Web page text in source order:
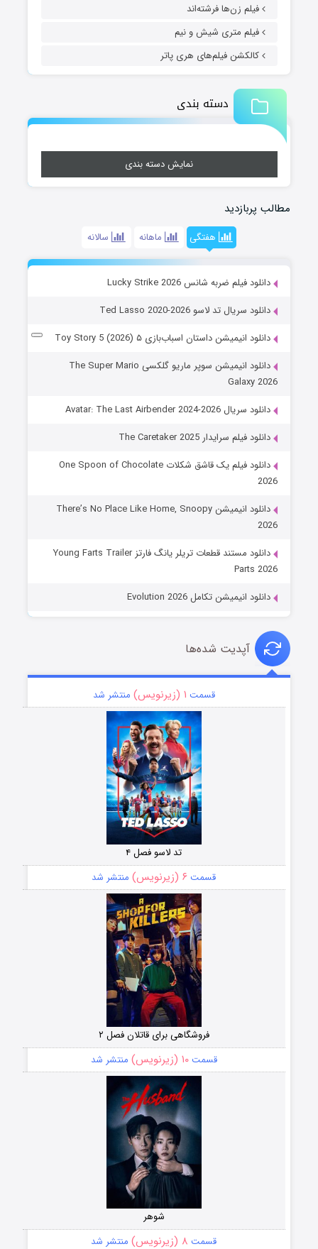
فیلم زن‌ها فرشته‌اند
فیلم متری شیش و نیم
کالکشن فیلم‌های هری پاتر
دسته بندی
نمایش دسته بندی
مطالب پربازدید
هفتگی ماهانه سالانه
دانلود فیلم ضربه شانس Lucky Strike 2026
دانلود سریال تد لاسو Ted Lasso 2020-2026
دانلود انیمیشن داستان اسباب‌بازی ۵ Toy Story 5 (2026)
دانلود انیمیشن سوپر ماریو گلکسی The Super Mario
Galaxy 2026
دانلود سریال Avatar: The Last Airbender 2024-2026
دانلود فیلم سرایدار The Caretaker 2025
دانلود فیلم یک قاشق شکلات One Spoon of Chocolate
2026
دانلود انیمیشن There’s No Place Like Home, Snoopy
2026
دانلود مستند قطعات تریلر یانگ فارتز Young Farts Trailer
Parts 2026
دانلود انیمیشن تکامل Evolution 2026
آپدیت شده‌ها
قسمت ۱ (زیرنویس) منتشر شد
تد لاسو فصل ۴
قسمت ۶ (زیرنویس) منتشر شد
فروشگاهی برای قاتلان فصل ۲
قسمت۱۰ (زیرنویس) منتشر شد
شوهر
قسمت ۸ (زیرنویس) منتشر شد